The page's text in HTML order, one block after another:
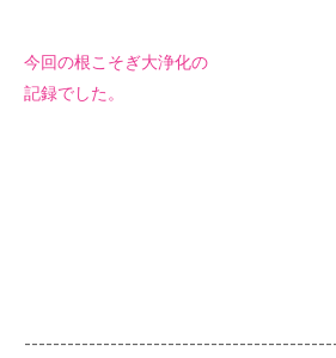
今回の根こそぎ大浄化の
記録でした。